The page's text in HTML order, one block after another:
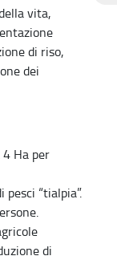
vita,
di riso,
dei
Ha per
“tialpia”.
di